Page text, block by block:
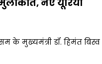
नए यूरिया
के मुख्यमंत्री डॉ. हिमंत बिस्व